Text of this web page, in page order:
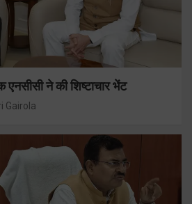
ने की शिष्टाचार भेंट
Gairola